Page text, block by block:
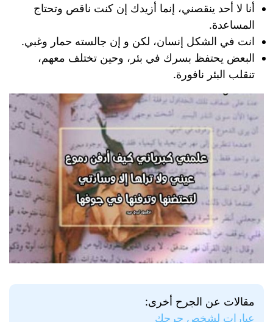
أنا لا أحد ينقصني، إنما أزيدك إن كنت ناقص وتحتاج
المساعدة.
انت في الشكل إنسان، لكن و إن جالسته حمار وغبي.
البعض يحتفظ بسرك في بئر، وحين تختلف معهم،
تنقلب البئر نافورة.
مقالات عن الجرح أخرى:
عبارات لشخص جرحك